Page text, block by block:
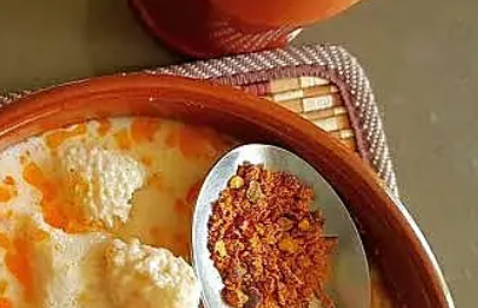
ПРАВОСЪДИЕ
КРИМИ
ВЯРА
ОБЯВИ
ВОЙНАТА В
ВРЕМЕТО